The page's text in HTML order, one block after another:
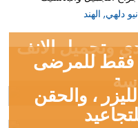
نيو دلهي, الهند
وتجميل الانف
فقط للمرضى
، والحقن